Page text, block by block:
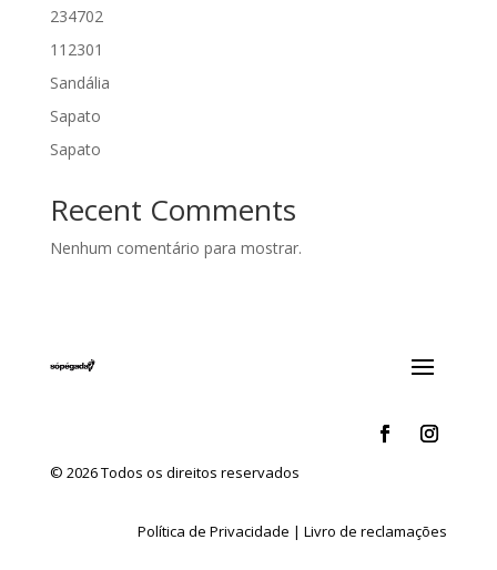
234702
112301
Sandália
Sapato
Sapato
Recent Comments
Nenhum comentário para mostrar.
© 2026 Todos os direitos reservados
Política de Privacidade |Livro de reclamações